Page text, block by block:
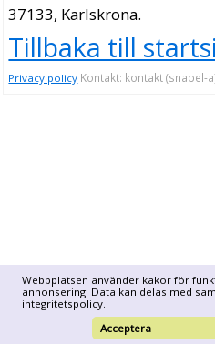
Webbplatsen använder kakor för
annonsering. Data kan delas med
integritetspolicy.
Acceptera
37133, Karlskrona.
Tillbaka till
Privacy policy Kontakt: kontakt (snabel-